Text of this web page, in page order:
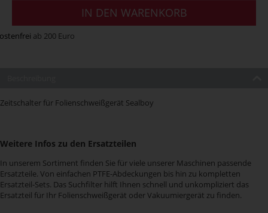
IN DEN WARENKORB
ab 200 Euro
Zeitschalter für Folienschweißgerät Sealboy
Weitere Infos zu den Ersatzteilen
In unserem Sortiment finden Sie für viele unserer Maschinen passende
Ersatzteile. Von einfachen PTFE-Abdeckungen bis hin zu kompletten
Ersatzteil-Sets. Das Suchfilter hilft Ihnen schnell und unkompliziert das
Ersatzteil für Ihr Folienschweißgerät oder Vakuumiergerät zu finden.